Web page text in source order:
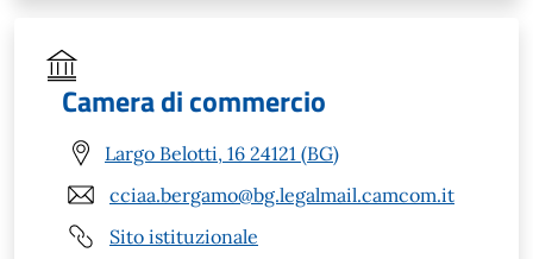
Camera di commercio
Largo Belotti, 16 24121 (BG)
cciaa.bergamo@bg.legalmail.camcom.it
Sito istituzionale